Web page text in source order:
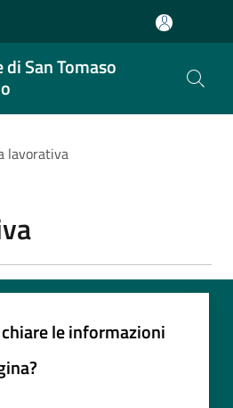
di San Tomaso
lavorativa
le informazioni